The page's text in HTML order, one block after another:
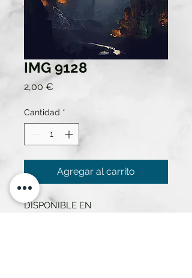
IMG 9128
2,00 €
Cantidad *
Agregar al carrito
DISPONIBLE EN